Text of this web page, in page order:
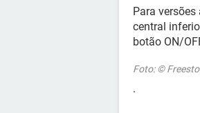
Para
central
botão ON/
Foto: ©
.